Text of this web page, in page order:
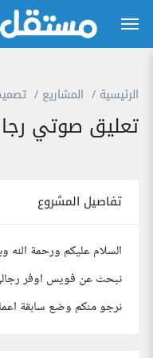
الرئيسية المشاريع
تعليق صوتي
تفاصيل المشروع
السلام عليكم ورحمة الله
نبحث عن فويس اوفر رجالي "
نرجو منكم وضع سابقة